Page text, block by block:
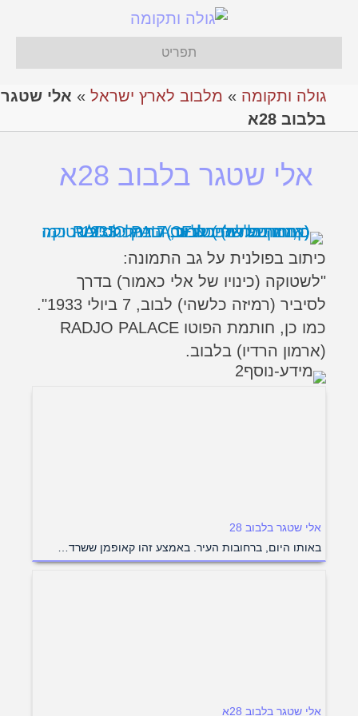
תפריט
גולה ותקומה » מלבוב לארץ ישראל » אלי שטגר
בלבוב 28א
אלי שטגר בלבוב 28א
כיתוב בפולנית על גב התמונה:
"לשטוקה (כינויו של אלי כאמור) בדרך
לסיביר (רמיזה כלשהי) לבוב, 7 ביולי 1933".
כמו כן, חותמת הפוטו RADJO PALACE
(ארמון הרדיו) בלבוב.
אלי שטגר בלבוב 28
באותו היום, ברחובות העיר. באמצע זהו קאופמן ששרד…
אלי שטגר בלבוב 28א